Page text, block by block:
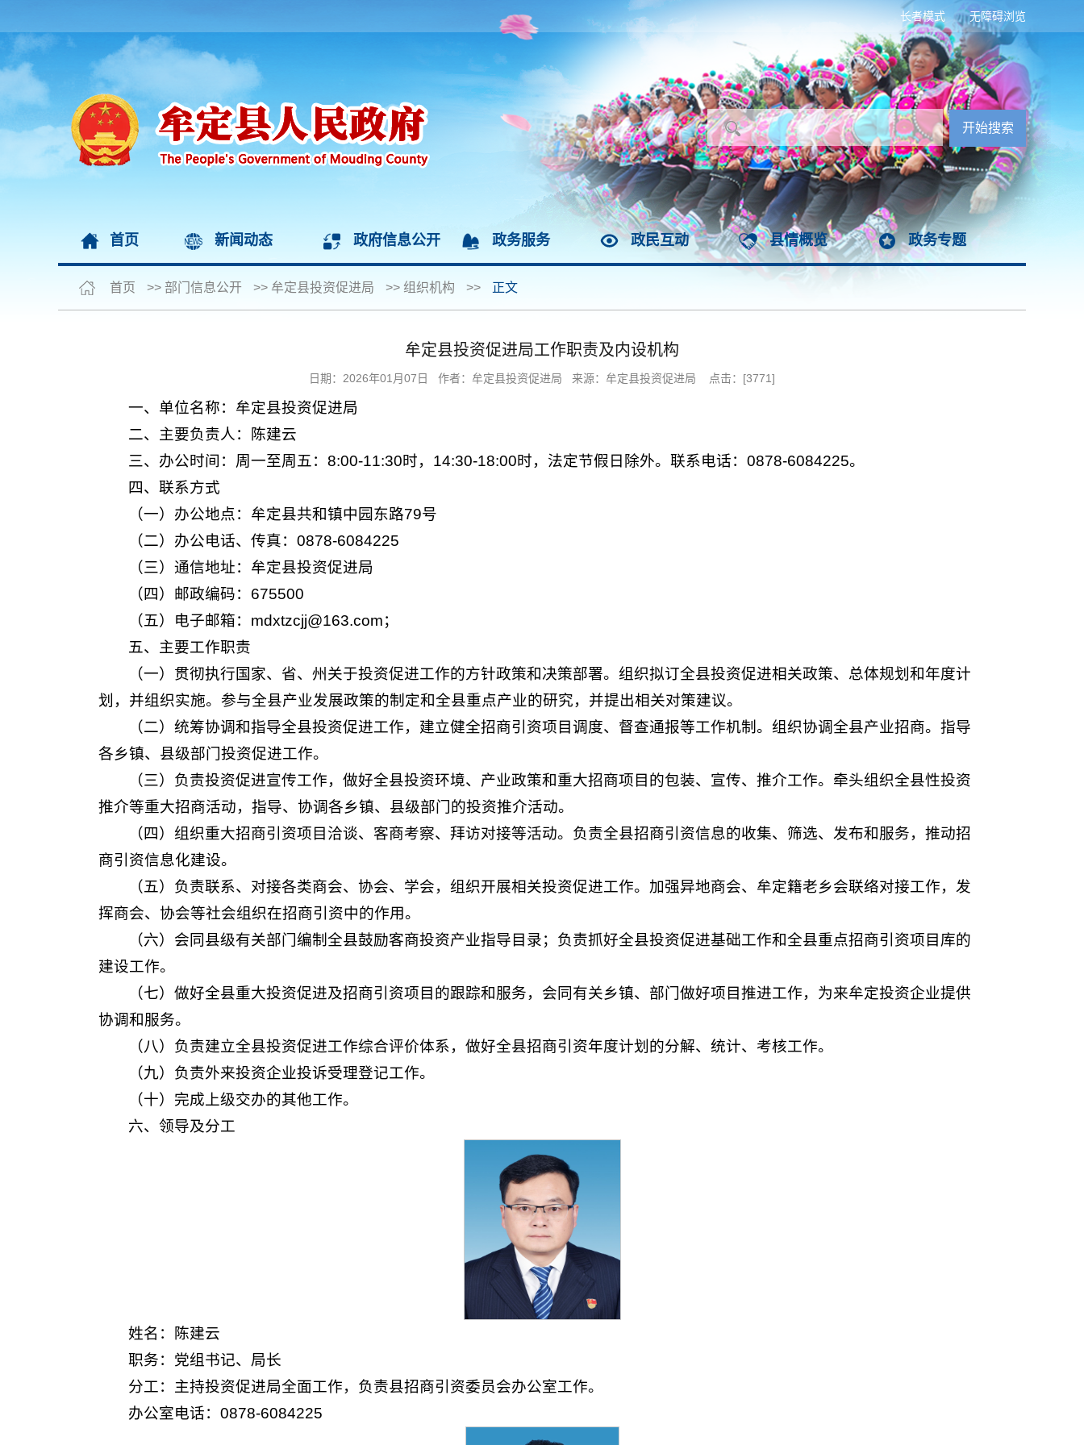
无障碍浏览
长者模式
首页 新闻动态 政府信息公开 政务服务 政民互动 县情概览 政务专题
首页 >> 部门信息公开 >> 牟定县投资促进局 >> 组织机构 >> 正文
牟定县投资促进局工作职责及内设机构
日期：2026年01月07日 作者：牟定县投资促进局 来源：牟定县投资促进局 点击：[3771]
一、单位名称：牟定县投资促进局
二、主要负责人：陈建云
三、办公时间：周一至周五：8:00-11:30时，14:30-18:00时，法定节假日除外。联系电话：0878-6084225。
四、联系方式
（一）办公地点：牟定县共和镇中园东路79号
（二）办公电话、传真：0878-6084225
（三）通信地址：牟定县投资促进局
（四）邮政编码：675500
（五）电子邮箱：mdxtzcjj@163.com；
五、主要工作职责
（一）贯彻执行国家、省、州关于投资促进工作的方针政策和决策部署。组织拟订全县投资促进相关政策、总体规划和年度计
划，并组织实施。参与全县产业发展政策的制定和全县重点产业的研究，并提出相关对策建议。
（二）统筹协调和指导全县投资促进工作，建立健全招商引资项目调度、督查通报等工作机制。组织协调全县产业招商。指导
各乡镇、县级部门投资促进工作。
（三）负责投资促进宣传工作，做好全县投资环境、产业政策和重大招商项目的包装、宣传、推介工作。牵头组织全县性投资
推介等重大招商活动，指导、协调各乡镇、县级部门的投资推介活动。
（四）组织重大招商引资项目洽谈、客商考察、拜访对接等活动。负责全县招商引资信息的收集、筛选、发布和服务，推动招
商引资信息化建设。
（五）负责联系、对接各类商会、协会、学会，组织开展相关投资促进工作。加强异地商会、牟定籍老乡会联络对接工作，发
挥商会、协会等社会组织在招商引资中的作用。
（六）会同县级有关部门编制全县鼓励客商投资产业指导目录；负责抓好全县投资促进基础工作和全县重点招商引资项目库的
建设工作。
（七）做好全县重大投资促进及招商引资项目的跟踪和服务，会同有关乡镇、部门做好项目推进工作，为来牟定投资企业提供
协调和服务。
（八）负责建立全县投资促进工作综合评价体系，做好全县招商引资年度计划的分解、统计、考核工作。
（九）负责外来投资企业投诉受理登记工作。
（十）完成上级交办的其他工作。
六、领导及分工
姓名：陈建云
职务：党组书记、局长
分工：主持投资促进局全面工作，负责县招商引资委员会办公室工作。
办公室电话：0878-6084225